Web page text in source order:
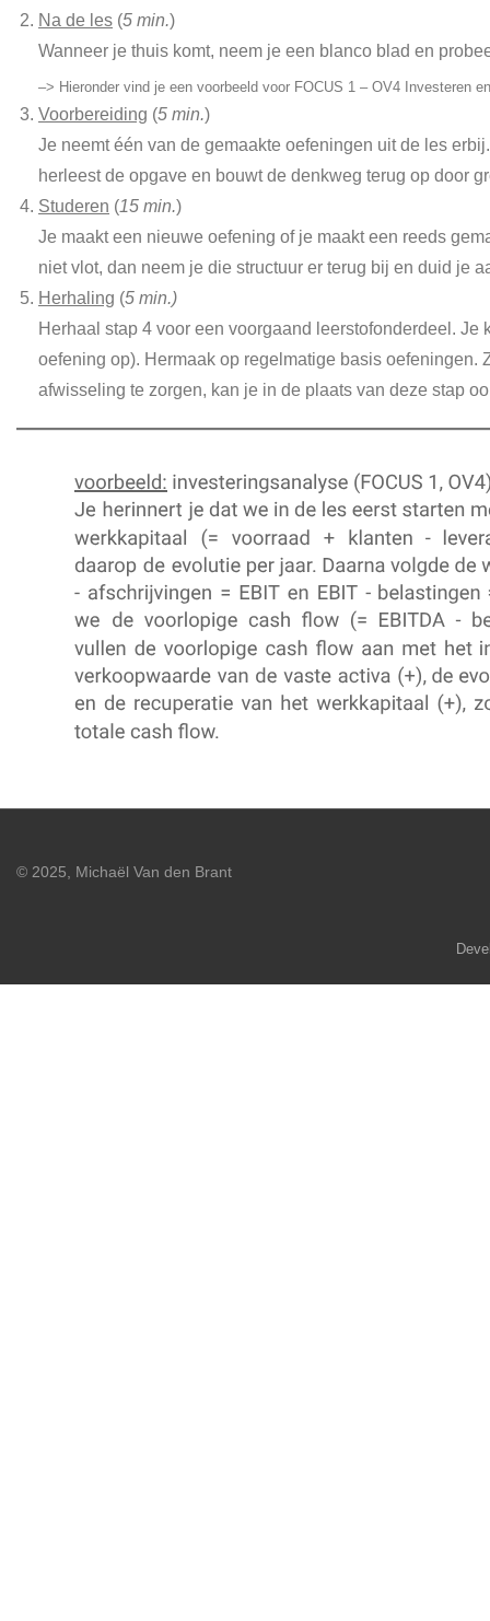
Na de les (5 min.)
Wanneer je thuis komt, neem je een blanco blad en
–> Hieronder vind je een voorbeeld voor FOCUS 1 – OV4 Investeren
Voorbereiding (5 min.)
Je neemt één van de gemaakte oefeningen uit de les
herleest de opgave en bouwt de denkweg terug op door
Studeren (15 min.)
Je maakt een nieuwe oefening of je maakt een reeds
niet vlot, dan neem je die structuur er terug bij en duid je
Herhaling (5 min.)
Herhaal stap 4 voor een voorgaand leerstofonderdeel.
oefening op). Hermaak op regelmatige basis oefeningen.
afwisseling te zorgen, kan je in de plaats van deze stap
© 2025, Michaël Van den Brant